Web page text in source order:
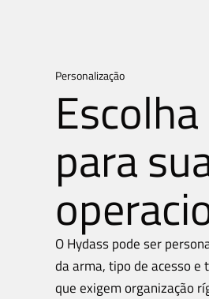
Personalização
para
O Hydass pode ser
da arma, tipo de acesso e
que exigem organização